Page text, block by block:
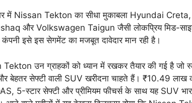
में Nissan Tekton का सीधा मुकाबला Hyundai
और Volkswagen Taigun जैसी लोकप्रिय मिड-
इसे इस सेगमेंट का मजबूत दावेदार मान रही है।
उन ग्राहकों को ध्यान में रखकर तैयार की गई है जो
बेहतर सेफ्टी वाली SUV खरीदना चाहते हैं। ₹10.49
5-स्टार सेफ्टी और प्रीमियम फीचर्स के साथ यह SUV